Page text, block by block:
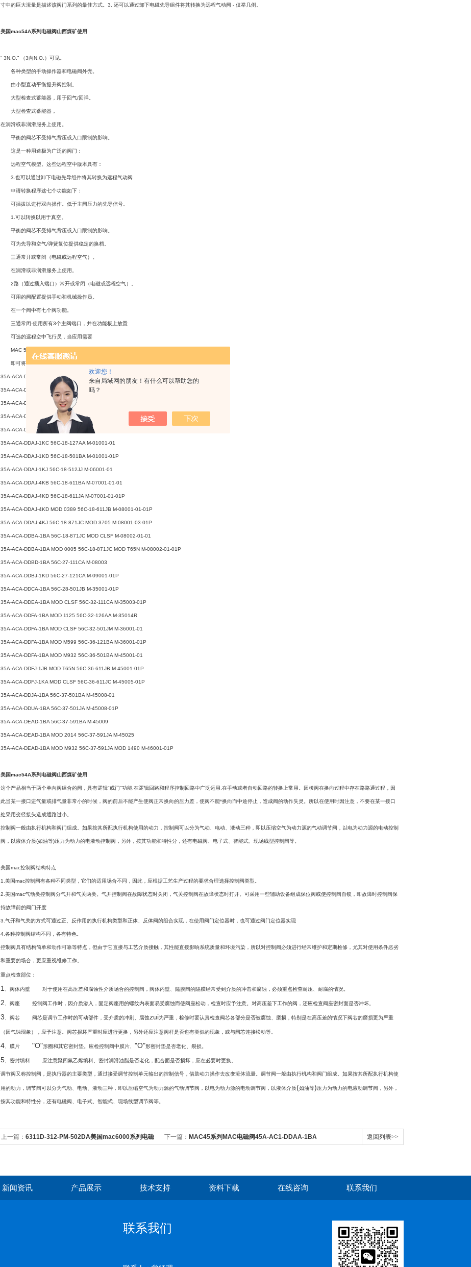
欢迎您！
来自局域网的朋友！有什么可以帮助您的
吗？
寸中的巨大流量是描述该阀门系列的最佳方式。3. 还可以通过卸下电磁先导组件将其转换为远程气动阀 - 仅举几例。
美国mac54A系列电磁阀山西煤矿使用
“ 3N.O.” （3向N.O.）可见。
各种类型的手动操作器和电磁阀外壳。
由小型直动平衡提升阀控制。
大型检查式蓄能器，用于回气/回弹。
大型检查式蓄能器，
在润滑或非润滑服务上使用。
平衡的阀芯不受排气背压或入口限制的影响。
这是一种用途极为广泛的阀门：
远程空气模型。这些远程空中版本具有：
3.也可以通过卸下电磁先导组件将其转换为远程气动阀
申请转换程序这七个功能如下：
可插拔以进行双向操作。低于主阀压力的先导信号。
1.可以转换以用于真空。
平衡的阀芯不受排气背压或入口限制的影响。
可为先导和空气/弹簧复位提供稳定的换档。
三通常开或常闭（电磁或远程空气）。
在润滑或非润滑服务上使用。
2路（通过插入端口）常开或常闭（电磁或远程空气）。
可用的阀配置提供手动和机械操作员。
在一个阀中有七个阀功能。
三通常闭-使用所有3个主阀端口，并在功能板上放置
可选的远程空中飞行员，当应用需要
MAC 56系列是三通平衡滑阀，
即可将其从常闭功能更改为常开功能。
35A-ACA-DDAA-1BA MOD 0547 56C-18-111JB K-65011
35A-ACA-DDAA-1BA MOD 408C 56C-18-111JJ LCP035A-AAB-OAGA-B
35A-ACA-DDAA-1BA MOD CLSF 56C-18-112JA LCP035A-AAB-OAGA-D
35A-ACA-DDAJ-1JB 56C-18-121BA LCP035A-AAB-OCGE-B
35A-ACA-DDAJ-1KA 56C-18-121JJ LCP035A-AAB-OGGA-D
35A-ACA-DDAJ-1KC 56C-18-127AA M-01001-01
35A-ACA-DDAJ-1KD 56C-18-501BA M-01001-01P
35A-ACA-DDAJ-1KJ 56C-18-512JJ M-06001-01
35A-ACA-DDAJ-4KB 56C-18-611BA M-07001-01-01
35A-ACA-DDAJ-4KD 56C-18-611JA M-07001-01-01P
35A-ACA-DDAJ-4KD MOD 0389 56C-18-611JB M-08001-01-01P
35A-ACA-DDAJ-4KJ 56C-18-871JC MOD 3705 M-08001-03-01P
35A-ACA-DDBA-1BA 56C-18-871JC MOD CLSF M-08002-01-01
35A-ACA-DDBA-1BA MOD 0005 56C-18-871JC MOD T65N M-08002-01-01P
35A-ACA-DDBD-1BA 56C-27-111CA M-08003
35A-ACA-DDBJ-1KD 56C-27-121CA M-09001-01P
35A-ACA-DDCA-1BA 56C-28-501JB M-35001-01P
35A-ACA-DDEA-1BA MOD CLSF 56C-32-111CA M-35003-01P
35A-ACA-DDFA-1BA MOD 1125 56C-32-126AA M-35014R
35A-ACA-DDFA-1BA MOD CLSF 56C-32-501JM M-36001-01
35A-ACA-DDFA-1BA MOD M599 56C-36-121BA M-36001-01P
35A-ACA-DDFA-1BA MOD M932 56C-36-501BA M-45001-01
35A-ACA-DDFJ-1JB MOD T65N 56C-36-611JB M-45001-01P
35A-ACA-DDFJ-1KA MOD CLSF 56C-36-611JC M-45005-01P
35A-ACA-DDJA-1BA 56C-37-501BA M-45008-01
35A-ACA-DDUA-1BA 56C-37-501JA M-45008-01P
35A-ACA-DEAD-1BA 56C-37-591BA M-45009
35A-ACA-DEAD-1BA MOD 2014 56C-37-591JA M-45025
35A-ACA-DEAD-1BA MOD M932 56C-37-591JA MOD 1490 M-46001-01P
美国mac54A系列电磁阀山西煤矿使用
这个产品相当于两个单向阀组合的阀，具有逻辑"或门"功能.在逻辑回路和程序控制回路中广泛运用,在手动或者自动回路的转换上常用。因梭阀在换向过程中存在路路通过程，因
此当某一接口进气量或排气量非常小的时候，阀的前后不能产生使阀正常换向的压力差，使阀不能*换向而中途停止，造成阀的动作失灵。所以在使用时因注意，不要在某一接口
处采用变径接头造成通路过小。
控制阀一般由执行机构和阀门组成。如果按其所配执行机构使用的动力，控制阀可以分为气动、电动、液动三种，即以压缩空气为动力源的气动调节阀，以电为动力源的电动控制
阀，以液体介质(如油等)压力为动力的电液动控制阀，另外，按其功能和特性分，还有电磁阀、电子式、智能式、现场线型控制阀等。
美国mac控制阀结构特点
1.美国mac控制阀有各种不同类型，它们的适用场合不同，因此，应根据工艺生产过程的要求合理选择控制阀类型。
2.美国mac气动类控制阀分气开和气关两类。气开控制阀在故障状态时关闭，气关控制阀在故障状态时打开。可采用一些辅助设备组成保位阀或使控制阀自锁，即故障时控制阀保
持故障前的阀门开度
3.气开和气关的方式可通过正、反作用的执行机构类型和正体、反体阀的组合实现，在使用阀门定位器时，也可通过阀门定位器实现
4.各种控制阀结构不同，各有特色。
控制阀具有结构简单和动作可靠等特点，但由于它直接与工艺介质接触，其性能直接影响系统质量和环境污染，所以对控制阀必须进行经常维护和定期检修，尤其对使用条件恶劣
和重要的场合，更应重视维修工作。
重点检查部位：
1 、阀体内壁 对于使用在高压差和腐蚀性介质场合的控制阀，阀体内壁、隔膜阀的隔膜经常受到介质的冲击和腐蚀，必须重点检查耐压、耐腐的情况。
2 、阀座 控制阀工作时，因介质渗入，固定阀座用的螺纹内表面易受腐蚀而使阀座松动，检查时应予注意。对高压差下工作的阀，还应检查阀座密封面是否冲坏。
3 、阀芯 阀芯是调节工作时的可动部件，受介质的冲刷、腐蚀zui为严重，检修时要认真检查阀芯各部分是否被腐蚀、磨损，特别是在高压差的情况下阀芯的磨损更为严重
（因气蚀现象），应予注意。阀芯损坏严重时应进行更换，另外还应注意阀杆是否也有类似的现象，或与阀芯连接松动等。
4 、膜片 "O"形圈和其它密封垫。应检控制阀中膜片、 "O"形密封垫是否老化、裂损。
5 、密封填料 应注意聚四氟乙烯填料、密封润滑油脂是否老化，配合面是否损坏，应在必要时更换。
调节阀又称控制阀，是执行器的主要类型，通过接受调节控制单元输出的控制信号，借助动力操作去改变流体流量。调节阀一般由执行机构和阀门组成。如果按其所配执行机构使
用的动力，调节阀可以分为气动、电动、液动三种，即以压缩空气为动力源的气动调节阀，以电为动力源的电动调节阀，以液体介质(如油等)压力为动力的电液动调节阀，另外，
按其功能和特性分，还有电磁阀、电子式、智能式、现场线型调节阀等。
上一篇： 6311D-312-PM-502DA美国mac6000系列电磁 下一篇： MAC45系列MAC电磁阀45A-AC1-DDAA-1BA 返回列表>>
新闻资讯 产品展示 技术支持 资料下载 在线咨询 联系我们
联系我们